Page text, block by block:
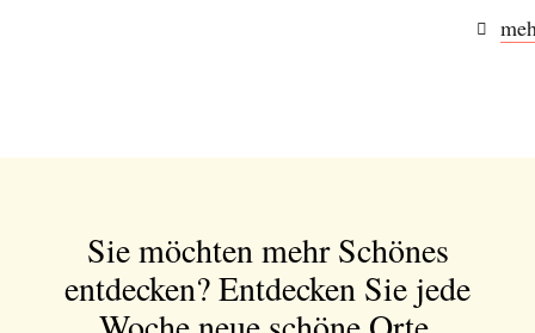
Sie möchten mehr Schönes
entdecken?Entdecken Sie jede